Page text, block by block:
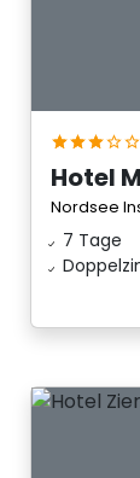
Hotel
Nordsee
7 Tage